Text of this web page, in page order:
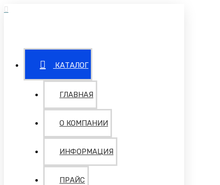
КАТАЛОГ
ГЛАВНАЯ
О КОМПАНИИ
ИНФОРМАЦИЯ
ПРАЙС